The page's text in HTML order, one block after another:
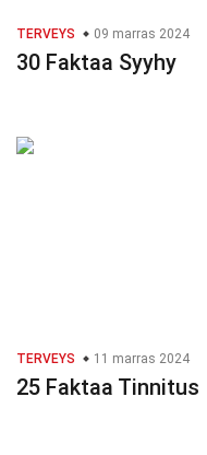
TERVEYS 09 marras 2024
30 Faktaa Syyhy
TERVEYS 11 marras 2024
25 Faktaa Tinnitus